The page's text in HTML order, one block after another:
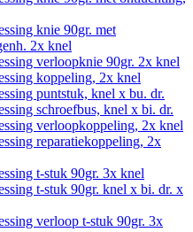
knie 90gr. met
2x knel
verloopknie 90gr. 2x knel
koppeling, 2x knel
puntstuk, knel x bu. dr.
schroefbus, knel x bi. dr.
verloopkoppeling, 2x knel
reparatiekoppeling, 2x
t-stuk 90gr. 3x knel
t-stuk 90gr. knel x bi. dr. x
verloop t-stuk 90gr. 3x